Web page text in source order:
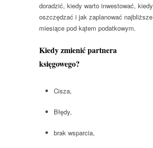
doradzić, kiedy warto inwestować, kiedy
oszczędzać i jak zaplanować najbliższe
miesiące pod kątem podatkowym.
Kiedy zmienić partnera
księgowego?
Cisza,
Błędy,
brak wsparcia,